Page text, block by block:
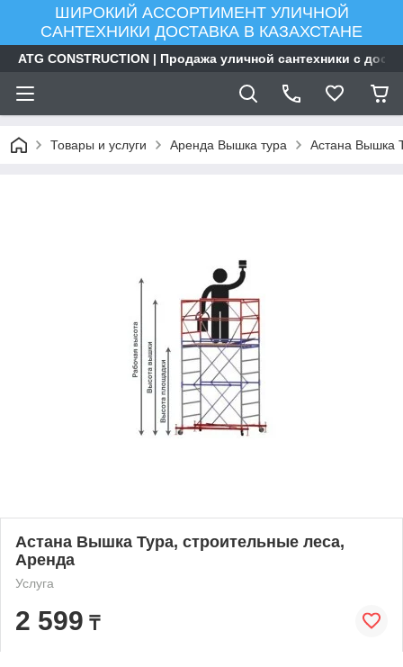
ШИРОКИЙ АССОРТИМЕНТ УЛИЧНОЙ
САНТЕХНИКИ ДОСТАВКА В КАЗАХСТАНЕ
ATG CONSTRUCTION | Продажа уличной сантехники с
Товары и услуги Аренда Вышка тура Астана Вышка
Астана Вышка Тура, строительные леса,
Аренда
Услуга
2 599 ₸